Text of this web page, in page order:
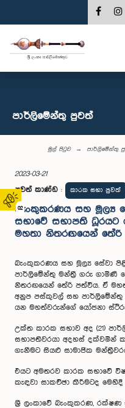
02
පාර්ලි‌මේන්තු පුවත්
මුල් පිටුව පාර්ලි‌මේන්තු
2023-03-21
පුවත් කාණ්ඩ : කාරක සභා පුවත්
බැංකුකරණය සහ මූල්‍ය
සභාවේ සභාපති
මහතා නිතරඟයෙන් තේරි
බැංකුකරණය සහ මූල්‍ය සේවා
පාර්ලිමේන්තු මන්ත්‍රී ගරු ගාමිණී
නිතරඟයෙන් තේරි පත්විය. ඒ
අනුප පස්කුවල් සහ
යන මහත්වරුන්ගේ යෝජනා
උක්ත කාරක සභාව අද (21)
සභාපතිවරයා අදහස් දක්වමින්
ගැනීමට සියළු සාමාජික
එයට අමතරව කාරක සභාවේ
කැඳවා සාකච්ඡා කිරීමටද
ශ්‍රී ලංකාවේ බැංකුකරණ,